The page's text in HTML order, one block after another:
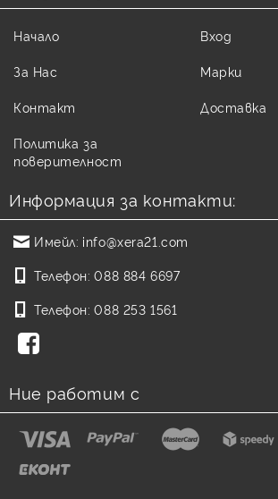
Начало
За Нас
Контакт
Политика за
поверителност
Вход
Марки
Доставка
Информация за контакти:
Имейл: info@xera21.com
Телефон: 088 884 6697
Телефон: 088 253 1561
Ние работим с